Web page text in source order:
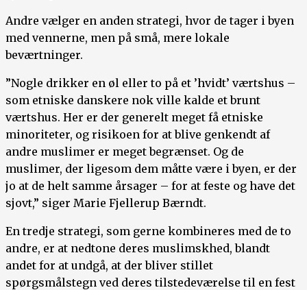
Andre vælger en anden strategi, hvor de tager i byen
med vennerne, men på små, mere lokale
beværtninger.
”Nogle drikker en øl eller to på et ’hvidt’ værtshus –
som etniske danskere nok ville kalde et brunt
værtshus. Her er der generelt meget få etniske
minoriteter, og risikoen for at blive genkendt af
andre muslimer er meget begrænset. Og de
muslimer, der ligesom dem måtte være i byen, er der
jo at de helt samme årsager – for at feste og have det
sjovt,” siger Marie Fjellerup Bærndt.
En tredje strategi, som gerne kombineres med de to
andre, er at nedtone deres muslimskhed, blandt
andet for at undgå, at der bliver stillet
spørgsmålstegn ved deres tilstedeværelse til en fest